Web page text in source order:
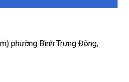
phường Bình Trưng Đông,